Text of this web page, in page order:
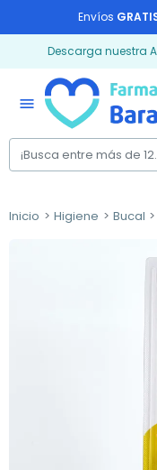
Envíos
Descarga nuestra
menu
Inicio Higiene Bucal